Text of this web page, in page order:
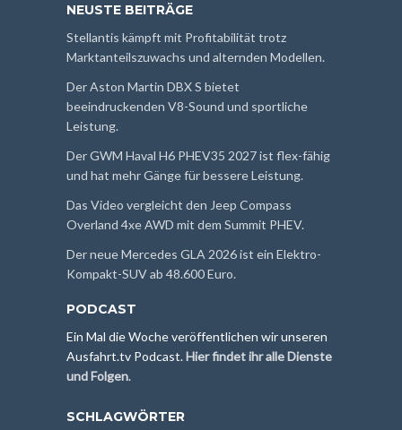
NEUSTE BEITRÄGE
Stellantis kämpft mit Profitabilität trotz
Marktanteilszuwachs und alternden Modellen.
Der Aston Martin DBX S bietet
beeindruckenden V8-Sound und sportliche
Leistung.
Der GWM Haval H6 PHEV35 2027 ist flex-fähig
und hat mehr Gänge für bessere Leistung.
Das Video vergleicht den Jeep Compass
Overland 4xe AWD mit dem Summit PHEV.
Der neue Mercedes GLA 2026 ist ein Elektro-
Kompakt-SUV ab 48.600 Euro.
PODCAST
Ein Mal die Woche veröffentlichen wir unseren
Ausfahrt.tv Podcast.Hier findet ihr alle Dienste
und Folgen.
SCHLAGWÖRTER